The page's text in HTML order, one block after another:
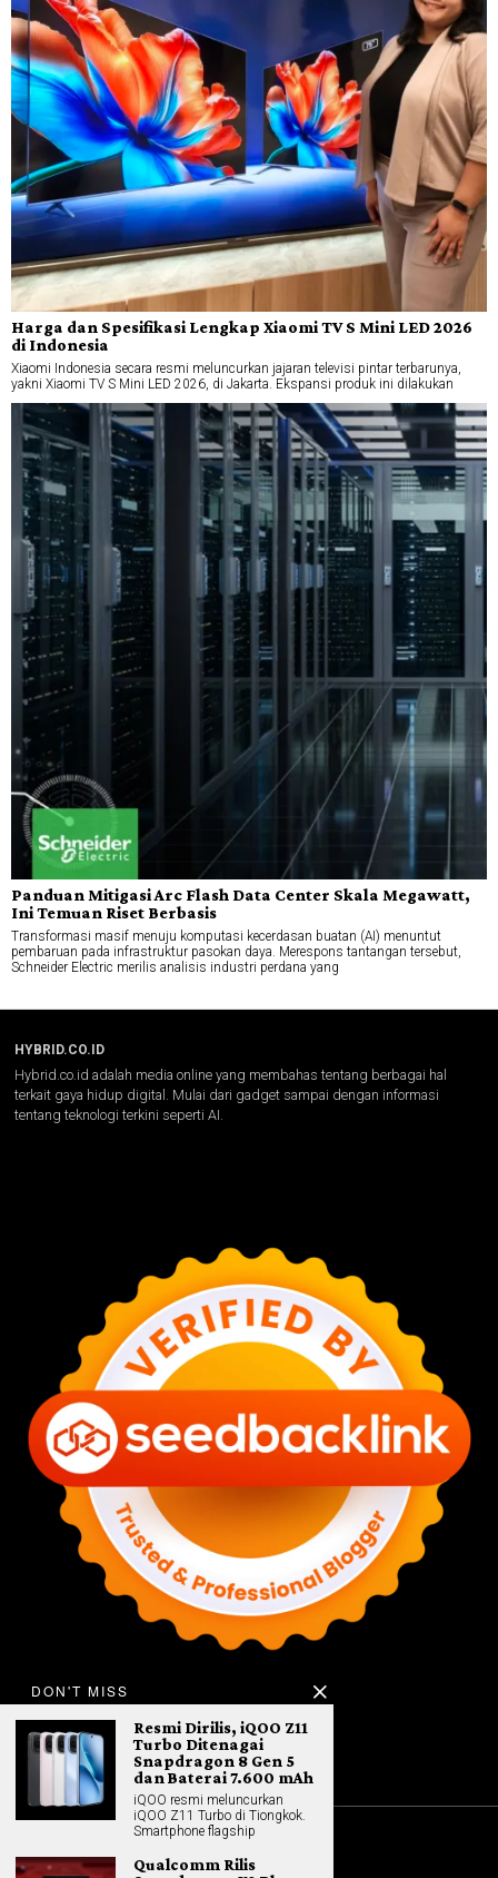
Harga dan Spesifikasi Lengkap Xiaomi TV S Mini LED 2026
di Indonesia
Xiaomi Indonesia secara resmi meluncurkan jajaran televisi pintar terbarunya,
yakni Xiaomi TV S Mini LED 2026, di Jakarta. Ekspansi produk ini dilakukan
Panduan Mitigasi Arc Flash Data Center Skala Megawatt,
Ini Temuan Riset Berbasis
Transformasi masif menuju komputasi kecerdasan buatan (AI) menuntut
pembaruan pada infrastruktur pasokan daya. Merespons tantangan tersebut,
Schneider Electric merilis analisis industri perdana yang
HYBRID.CO.ID
Hybrid.co.id adalah media online yang membahas tentang berbagai hal
terkait gaya hidup digital. Mulai dari gadget sampai dengan informasi
tentang teknologi terkini seperti AI.
©2026All rights reserved. Hybrid.co.id
DON'T MISS
Resmi Dirilis, iQOO Z11
Turbo Ditenagai
Snapdragon 8 Gen 5
dan Baterai 7.600 mAh
iQOO resmi meluncurkan
iQOO Z11 Turbo di Tiongkok.
Smartphone flagship
Qualcomm Rilis